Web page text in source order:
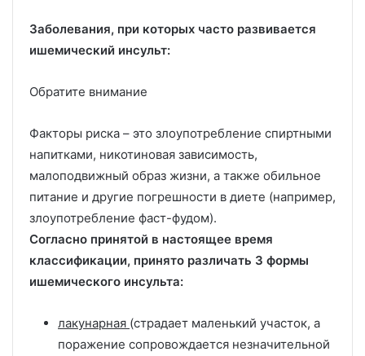
Заболевания, при которых часто развивается
ишемический инсульт:
Обратите внимание
Факторы риска – это злоупотребление спиртными
напитками, никотиновая зависимость,
малоподвижный образ жизни, а также обильное
питание и другие погрешности в диете (например,
злоупотребление фаст-фудом).
Согласно принятой в настоящее время
классификации, принято различать 3 формы
ишемического инсульта:
лакунарная (страдает маленький участок, а
поражение сопровождается незначительной